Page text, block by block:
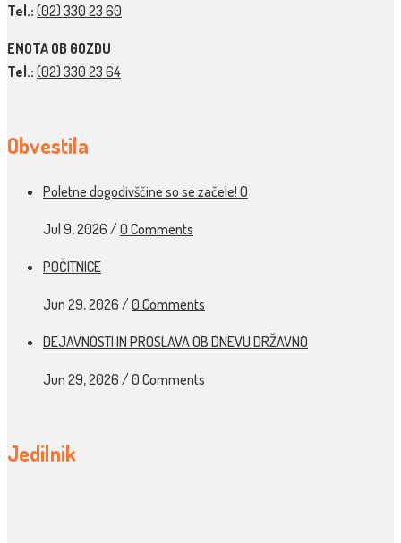
Tel.: (02) 330 23 60
ENOTA OB GOZDU
Tel.: (02) 330 23 64
Obvestila
Poletne dogodivščine so se začele! O
Jul 9, 2026 /0 Comments
POČITNICE
Jun 29, 2026 /0 Comments
DEJAVNOSTI IN PROSLAVA OB DNEVU DRŽAVNO
Jun 29, 2026 /0 Comments
Jedilnik